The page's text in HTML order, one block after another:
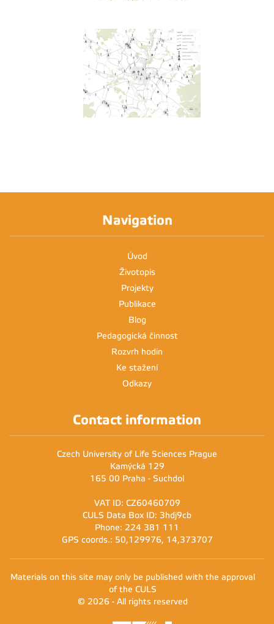
Navigation
Úvod
Životopis
Projekty
Publikace
Blog
Pedagogická činnost
Rozvrh hodin
Ke stažení
Odkazy
Contact information
Czech University of Life Sciences Prague
Kamýcká 129
165 00 Praha - Suchdol
VAT ID: CZ60460709
CULS Data Box ID: 3hdj9cb
Phone: 224 381 111
GPS coords.: 50,129976, 14,373707
Materials on this site may only be published with the approval
of the CULS
© 2026 - All rights reserved